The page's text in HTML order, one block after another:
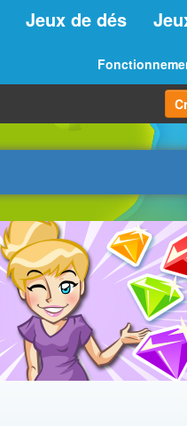
Jeux de dés